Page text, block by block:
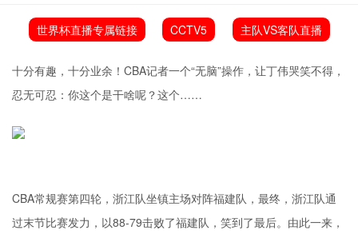
世界杯直播专属链接 CCTV5 主队VS客队直播
十分有趣，十分业余！CBA记者一个“无脑”操作，让丁伟哭笑不得，
忍无可忍：你这个是干啥呢？这个……
CBA常规赛第四轮，浙江队坐镇主场对阵福建队，最终，浙江队通
过末节比赛发力，以88-79击败了福建队，笑到了最后。由此一来，